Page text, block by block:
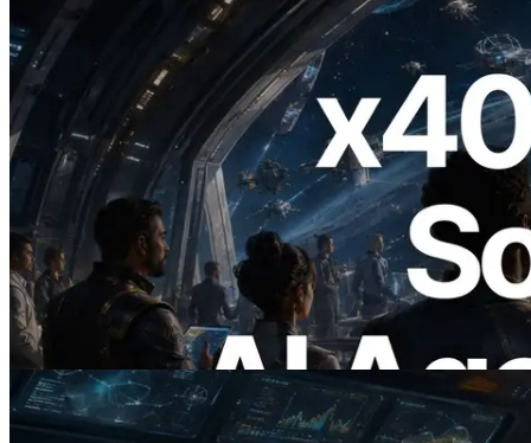
2026.07.04
ERPC запускает Solana RPC с
поддержкой x402 — Эпоха, в которой
AI-агенты платят за нужные API по
требованию
Читать статью